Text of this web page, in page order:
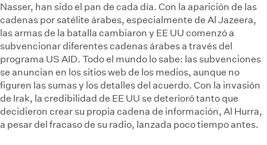
Nasser, han sido el pan de cada día. Con la aparición de las
cadenas por satélite árabes, especialmente de Al Jazeera,
las armas de la batalla cambiaron y EE UU comenzó a
subvencionar diferentes cadenas árabes a través del
programa US AID. Todo el mundo lo sabe: las subvenciones
se anuncian en los sitios web de los medios, aunque no
figuren las sumas y los detalles del acuerdo. Con la invasión
de Irak, la credibilidad de EE UU se deterioró tanto que
decidieron crear su propia cadena de información, Al Hurra,
a pesar del fracaso de su radio, lanzada poco tiempo antes.